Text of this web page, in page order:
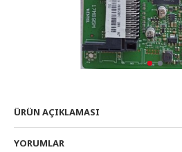
ÜRÜN AÇIKLAMASI
YORUMLAR